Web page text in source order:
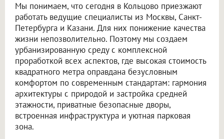
Мы понимаем, что сегодня в Кольцово приезжают
работать ведущие специалисты из Москвы, Санкт-
Петербурга и Казани. Для них понижение качества
жизни непозволительно. Поэтому мы создаем
урбанизированную среду с комплексной
проработкой всех аспектов, где высокая стоимость
квадратного метра оправдана безусловным
комфортом по современным стандартам: гармония
архитектуры с природой и застройка средней
этажности, приватные безопасные дворы,
встроенная инфраструктура и уютная парковая
зона.